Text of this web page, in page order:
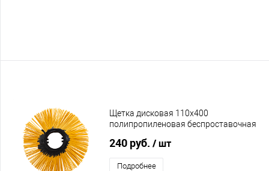
Щетка дисковая 110х400
полипропиленовая беспроставочная
240 руб. / шт
Подробнее